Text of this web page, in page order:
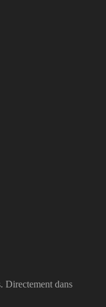
Directement dans